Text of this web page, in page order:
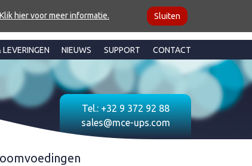
Klik hier voor meer informatie. Sluiten
NIEUWS SUPPORT CONTACT
Tel.:+32 9 372 92 88
sales@mce-ups.com